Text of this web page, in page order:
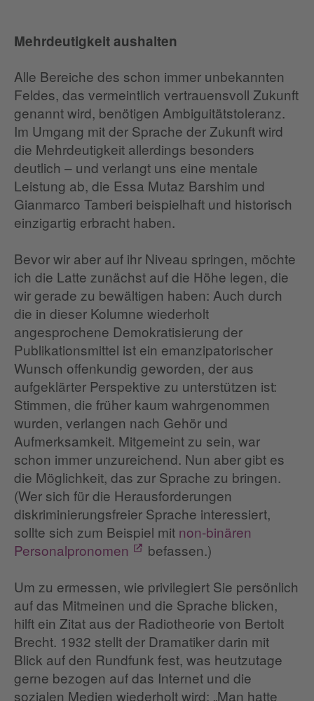
Mehrdeutigkeit aushalten
Alle Bereiche des schon immer unbekannten
Feldes, das vermeintlich vertrauensvoll Zukunft
genannt wird, benötigen Ambiguitätstoleranz.
Im Umgang mit der Sprache der Zukunft wird
die Mehrdeutigkeit allerdings besonders
deutlich – und verlangt uns eine mentale
Leistung ab, die Essa Mutaz Barshim und
Gianmarco Tamberi beispielhaft und historisch
einzigartig erbracht haben.
Bevor wir aber auf ihr Niveau springen, möchte
ich die Latte zunächst auf die Höhe legen, die
wir gerade zu bewältigen haben: Auch durch
die in dieser Kolumne wiederholt
angesprochene Demokratisierung der
Publikationsmittel ist ein emanzipatorischer
Wunsch offenkundig geworden, der aus
aufgeklärter Perspektive zu unterstützen ist:
Stimmen, die früher kaum wahrgenommen
wurden, verlangen nach Gehör und
Aufmerksamkeit. Mitgemeint zu sein, war
schon immer unzureichend. Nun aber gibt es
die Möglichkeit, das zur Sprache zu bringen.
(Wer sich für die Herausforderungen
diskriminierungsfreier Sprache interessiert,
sollte sich zum Beispiel mit non-binären
Personalpronomen
befassen.)
Um zu ermessen, wie privilegiert Sie persönlich
auf das Mitmeinen und die Sprache blicken,
hilft ein Zitat aus der Radiotheorie von Bertolt
Brecht. 1932 stellt der Dramatiker darin mit
Blick auf den Rundfunk fest, was heutzutage
gerne bezogen auf das Internet und die
sozialen Medien wiederholt wird: „Man hatte